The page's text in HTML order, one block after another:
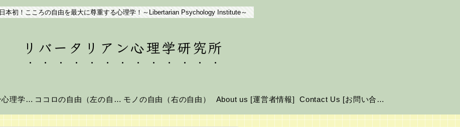
日本初！こころの自由を最大に尊重する心理学！～Libertarian Psychology Institute～
リバータリアン心理学研究所
リバータリアン心理学とは？ ココロの自由（左の自由） モノの自由（右の自由） About us [運営者情報] Contact Us [お問い合わせ]